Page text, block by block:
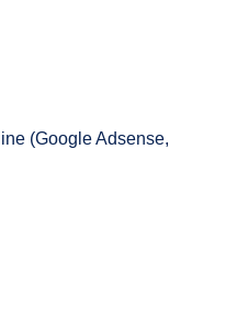
(Google Adsense,